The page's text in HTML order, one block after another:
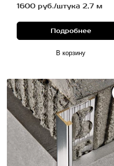
1600 руб./штука 2,7 м
Подробнее
В корзину